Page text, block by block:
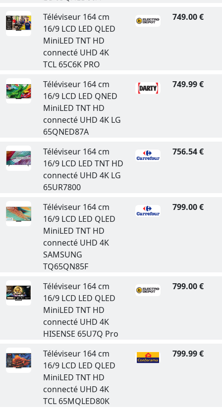
Téléviseur 164 cm
16/9 LCD LED QLED
MiniLED TNT HD
connecté UHD 4K
TCL 65C6K PRO
749.00 €
Téléviseur 164 cm
16/9 LCD LED QNED
MiniLED TNT HD
connecté UHD 4K LG
65QNED87A
749.99 €
Téléviseur 164 cm
16/9 LCD LED TNT HD
connecté UHD 4K LG
65UR7800
756.54 €
Téléviseur 164 cm
16/9 LCD LED QLED
MiniLED TNT HD
connecté UHD 4K
SAMSUNG
TQ65QN85F
799.00 €
Téléviseur 164 cm
16/9 LCD LED QLED
MiniLED TNT HD
connecté UHD 4K
HISENSE 65U7Q Pro
799.00 €
Téléviseur 164 cm
16/9 LCD LED QLED
MiniLED TNT HD
connecté UHD 4K
TCL 65MQLED80K
799.99 €